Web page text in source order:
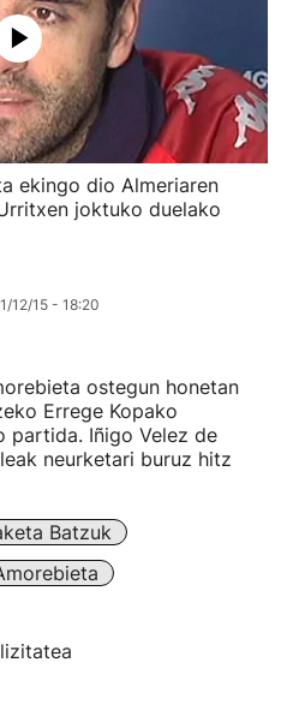
ekingo dio Almeriaren
joktuko duelako
12/15 - 18:20
ostegun honetan
Errege Kopako
partida. Iñigo Velez de
neurketari buruz hitz
Batzuk